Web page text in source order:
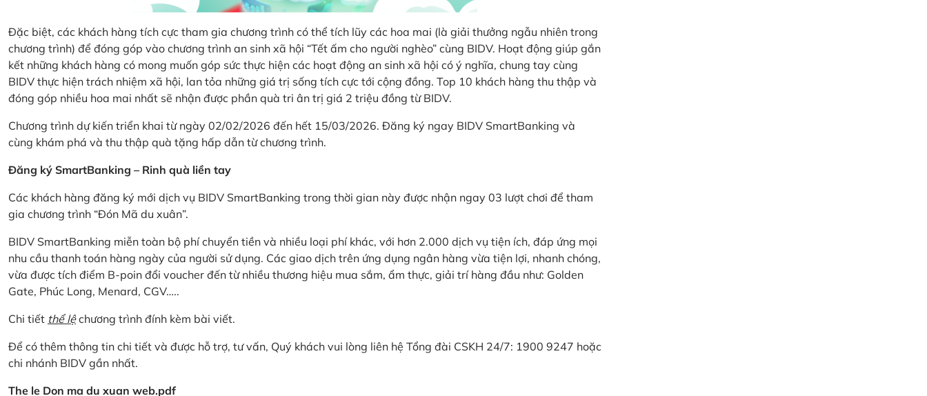
Đặc biệt, các khách hàng tích cực tham gia chương trình có thể tích lũy các hoa mai (là giải thưởng ngẫu nhiên trong
chương trình) để đóng góp vào chương trình an sinh xã hội “Tết ấm cho người nghèo” cùng BIDV. Hoạt động giúp gắn
kết những khách hàng có mong muốn góp sức thực hiện các hoạt động an sinh xã hội có ý nghĩa, chung tay cùng
BIDV thực hiện trách nhiệm xã hội, lan tỏa những giá trị sống tích cực tới cộng đồng. Top 10 khách hàng thu thập và
đóng góp nhiều hoa mai nhất sẽ nhận được phần quà tri ân trị giá 2 triệu đồng từ BIDV.
Chương trình dự kiến triển khai từ ngày 02/02/2026 đến hết 15/03/2026. Đăng ký ngay BIDV SmartBanking và
cùng khám phá và thu thập quà tặng hấp dẫn từ chương trình.
Đăng ký SmartBanking – Rinh quà liền tay
Các khách hàng đăng ký mới dịch vụ BIDV SmartBanking trong thời gian này được nhận ngay 03 lượt chơi để tham
gia chương trình “Đón Mã du xuân”.
BIDV SmartBanking miễn toàn bộ phí chuyển tiền và nhiều loại phí khác, với hơn 2.000 dịch vụ tiện ích, đáp ứng mọi
nhu cầu thanh toán hàng ngày của người sử dụng. Các giao dịch trên ứng dụng ngân hàng vừa tiện lợi, nhanh chóng,
vừa được tích điểm B-poin đổi voucher đến từ nhiều thương hiệu mua sắm, ẩm thực, giải trí hàng đầu như: Golden
Gate, Phúc Long, Menard, CGV…..
Chi tiết thể lệchương trình đính kèm bài viết.
Để có thêm thông tin chi tiết và được hỗ trợ, tư vấn, Quý khách vui lòng liên hệ Tổng đài CSKH 24/7: 1900 9247 hoặc
chi nhánh BIDV gần nhất.
The le Don ma du xuan web.pdf